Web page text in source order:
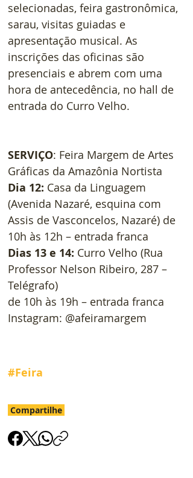
selecionadas, feira gastronômica,
sarau, visitas guiadas e
apresentação musical. As
inscrições das oficinas são
presenciais e abrem com uma
hora de antecedência, no hall de
entrada do Curro Velho.
SERVIÇO: Feira Margem de Artes
Gráficas da Amazônia Nortista
Dia 12: Casa da Linguagem
(Avenida Nazaré, esquina com
Assis de Vasconcelos, Nazaré) de
10h às 12h – entrada franca
Dias 13 e 14: Curro Velho (Rua
Professor Nelson Ribeiro, 287 –
Telégrafo)
de 10h às 19h – entrada franca
Instagram: @afeiramargem
#Feira
Compartilhe